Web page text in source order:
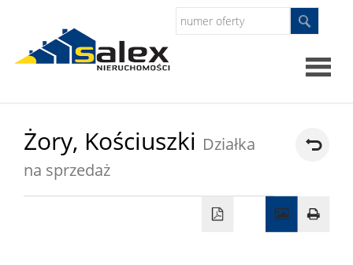
Żory, Kościuszki Działka
na sprzedaż